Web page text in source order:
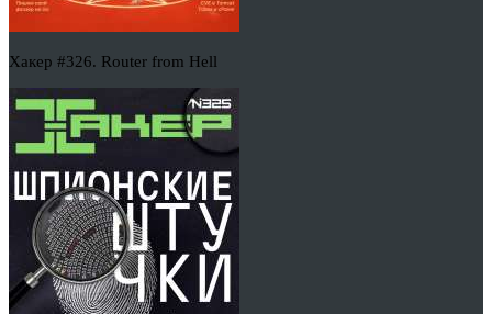
Хакер #326. Router from Hell